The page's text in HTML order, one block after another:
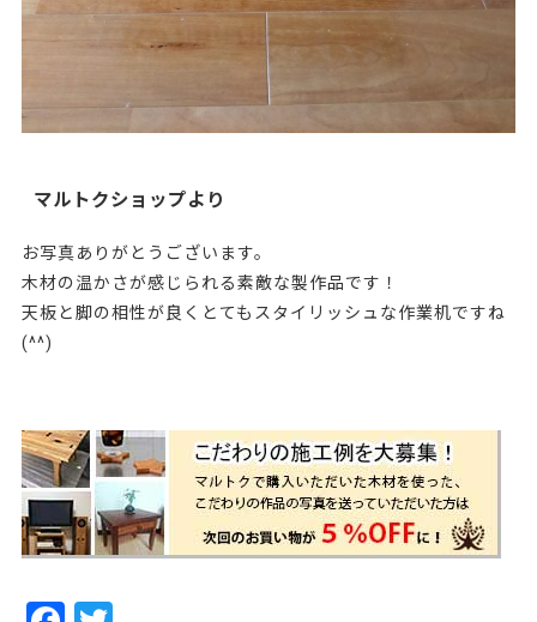
マルトクショップより
お写真ありがとうございます。
木材の温かさが感じられる素敵な製作品です！
天板と脚の相性が良くとてもスタイリッシュな作業机ですね
(^^)